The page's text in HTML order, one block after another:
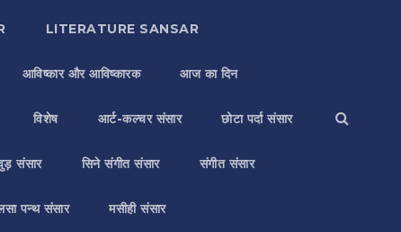
LITERATURE SANSAR
आविष्कार और आविष्कारक आज का दिन
विशेष आर्ट-कल्चर संसार छोटा पर्दा संसार
संसार सिने संगीत संसार संगीत संसार
पन्थ संसार मसीही संसार